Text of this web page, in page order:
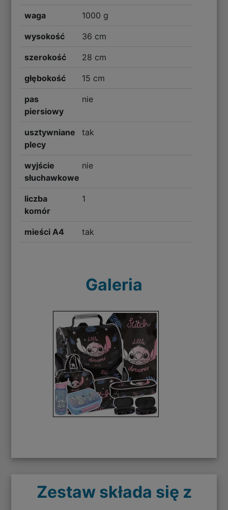
waga 1000 g
wysokość 36 cm
szerokość 28 cm
głębokość 15 cm
pas
piersiowy
nie
usztywniane
plecy
tak
wyjście
słuchawkowe
nie
liczba
komór
1
mieści A4 tak
Galeria
Zestaw składa się z